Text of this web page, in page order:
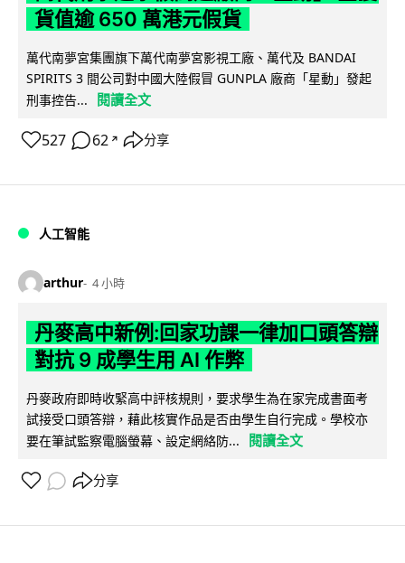
貨值逾 650 萬港元假貨
萬代南夢宮集團旗下萬代南夢宮影視工廠、萬代及 BANDAI
SPIRITS 3 間公司對中國大陸假冒 GUNPLA 廠商「星動」發起
刑事控告...
閱讀全文
527 62 ↗ 分享
人工智能
arthur 4 小時
丹麥高中新例:回家功課一律加口頭答辯
對抗 9 成學生用 AI 作弊
丹麥政府即時收緊高中評核規則，要求學生為在家完成書面考
試接受口頭答辯，藉此核實作品是否由學生自行完成。學校亦
要在筆試監察電腦螢幕、設定網絡防...
閱讀全文
分享